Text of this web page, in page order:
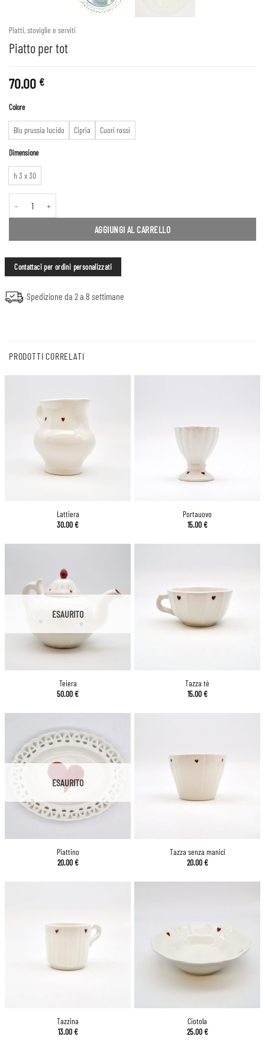
Piatti, stoviglie e serviti
Piatto per tot
70.00 €
Colore
Blu prussia lucido Cipria Cuori rossi
Dimensione
h 3 x 30
AGGIUNGI AL CARRELLO
Contattaci per ordini personalizzati
Spedizione da 2 a 8 settimane
PRODOTTI CORRELATI
Lattiera
30.00€
Portauovo
15.00€
ESAURITO
Teiera
50.00€
Tazza tè
15.00€
ESAURITO
Piattino
20.00€
Tazza senza manici
20.00€
Tazzina
13.00€
Ciotola
25.00€